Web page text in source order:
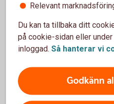
Professionell
Många villahemförsäkringar
professionell
Vad täcker
Relevant
Du kan ta tillbaka ditt
på cookie-sidan eller
inloggad. Så hanterar vi
Godkänn